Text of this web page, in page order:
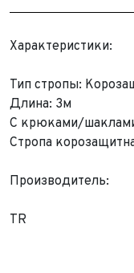
Характеристики:
Тип стропы:
Длина: 3м
С крюками/
Стропа
Производитель:
TR